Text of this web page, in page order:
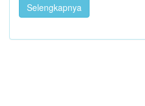
Selengkapnya